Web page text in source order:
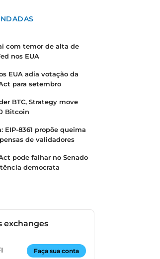
com temor de alta de
nos EUA
EUA adia votação da
para setembro
BTC, Strategy move
Bitcoin
EIP-8361 propõe queima
de validadores
pode falhar no Senado
democrata
exchanges
Faça sua conta